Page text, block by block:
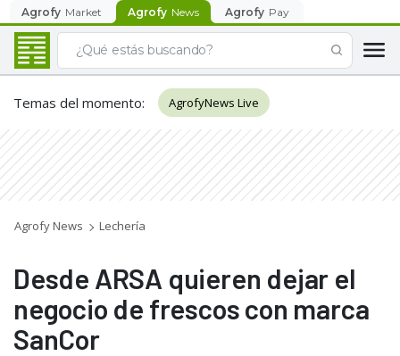
Agrofy Market Agrofy News Agrofy Pay
Temas del momento: AgrofyNews Live
Agrofy News Lechería
Desde ARSA quieren dejar el
negocio de frescos con marca
SanCor